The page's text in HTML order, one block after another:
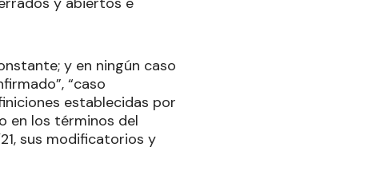
y en ningún caso
“caso
establecidas por
en los términos del
sus modificatorios y